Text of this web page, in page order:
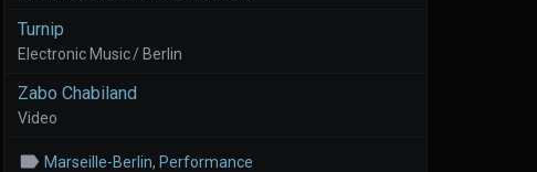
Turnip
Electronic Music / Berlin
Zabo Chabiland
Video
Marseille-Berlin, Performance